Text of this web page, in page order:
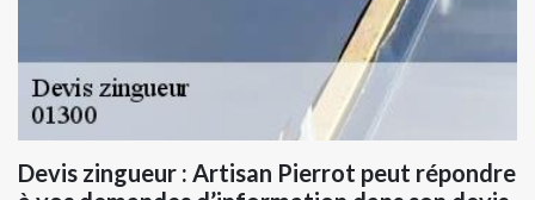
Devis zingueur : Artisan Pierrot peut répondre